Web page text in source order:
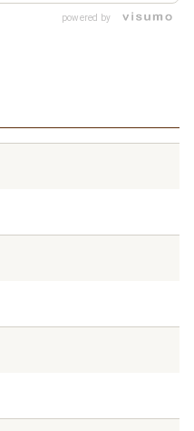
ムミルクを100ml注
powered by